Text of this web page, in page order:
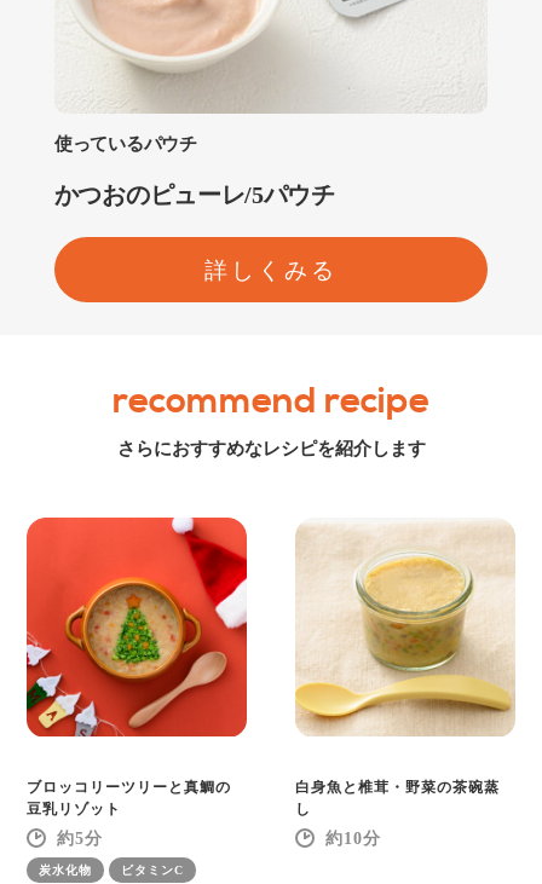
使っているパウチ
かつおのピューレ/5パウチ
詳しくみる
recommend recipe
さらにおすすめなレシピを紹介します
ブロッコリーツリーと真鯛の
豆乳リゾット
5
炭水化物 ビタミンC
白身魚と椎茸・野菜の茶碗蒸
し
10